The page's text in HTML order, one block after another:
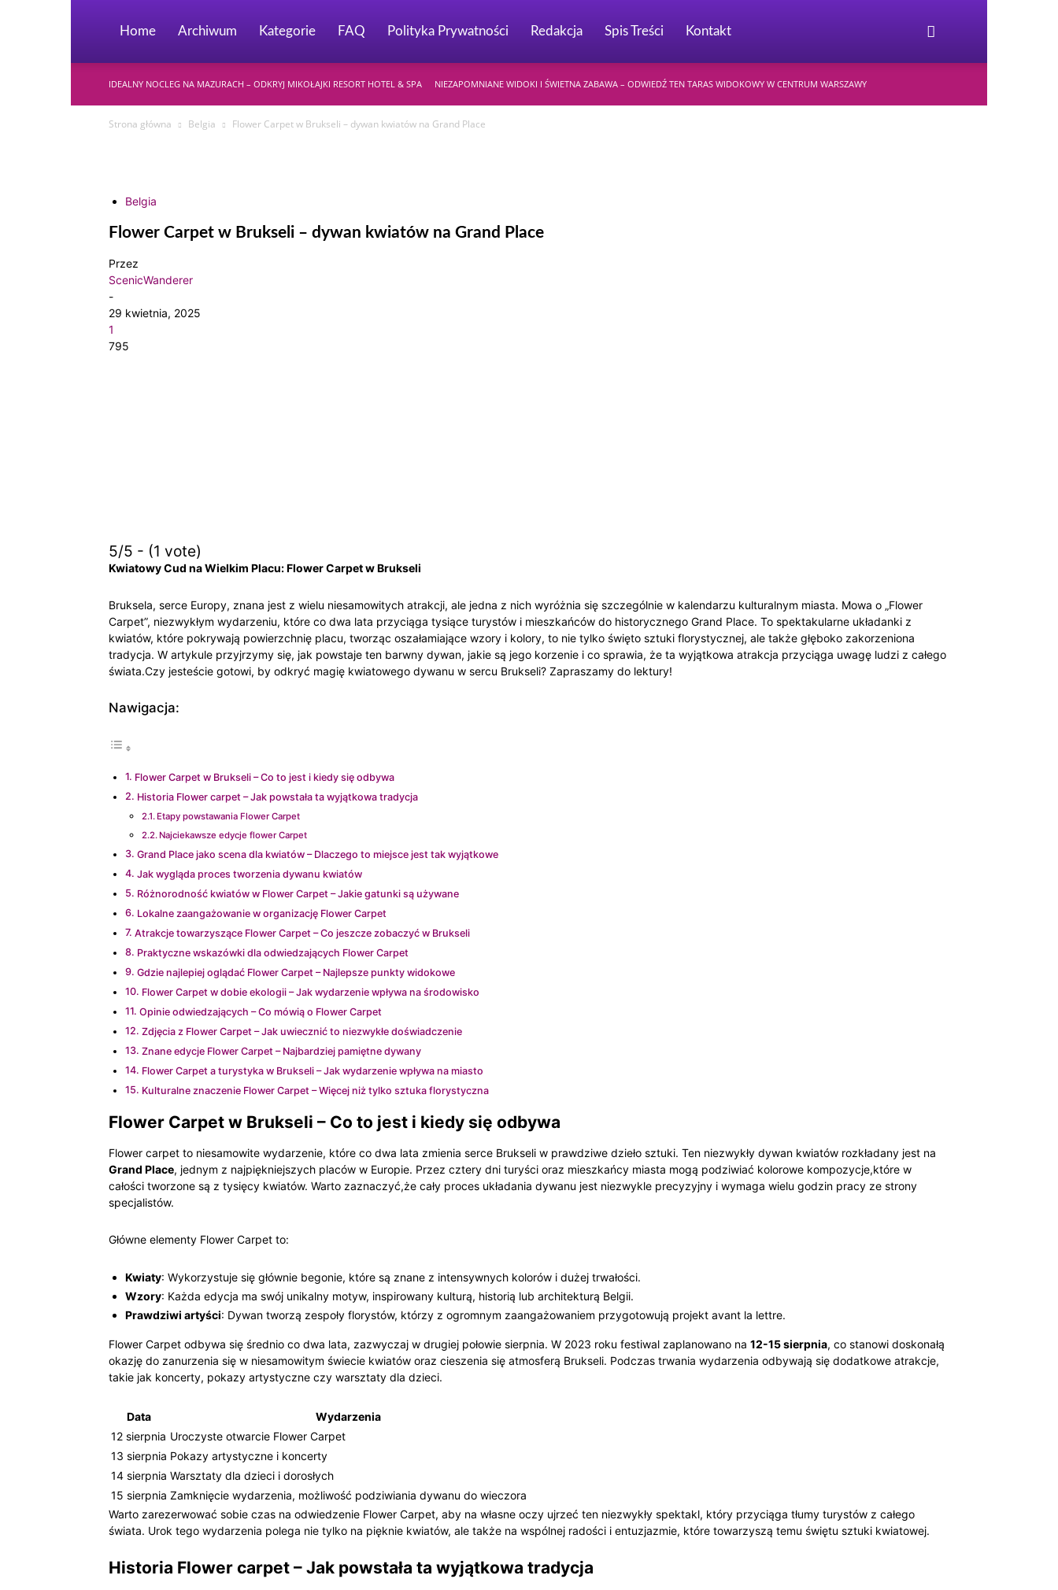
Home Archiwum Kategorie FAQ Polityka Prywatności Redakcja Spis Treści Kontakt
IDEALNY NOCLEG NA MAZURACH – ODKRYJ MIKOŁAJKI RESORT HOTEL & SPA NIEZAPOMNIANE WIDOKI I ŚWIETNA ZABAWA – ODWIEDŹ TEN TARAS WIDOKOWY W CENTRUM WARSZAWY
Strona główna Belgia Flower Carpet w Brukseli – dywan kwiatów na Grand Place
Belgia
Flower Carpet w Brukseli – dywan kwiatów na Grand Place
Przez
ScenicWanderer
-
29 kwietnia, 2025
1
795
5/5 - (1 vote)
Kwiatowy Cud na Wielkim Placu: Flower Carpet w Brukseli
Bruksela, serce Europy, znana jest z wielu niesamowitych atrakcji, ale jedna z nich wyróżnia się szczególnie w kalendarzu kulturalnym miasta. Mowa o „Flower
Carpet”, niezwykłym wydarzeniu, które co dwa lata przyciąga tysiące turystów i mieszkańców do historycznego Grand Place. To spektakularne układanki z
kwiatów, które pokrywają powierzchnię placu, tworząc oszałamiające wzory i kolory, to nie tylko święto sztuki florystycznej, ale także głęboko zakorzeniona
tradycja. W artykule przyjrzymy się, jak powstaje ten barwny dywan, jakie są jego korzenie i co sprawia, że ta wyjątkowa atrakcja przyciąga uwagę ludzi z całego
świata.Czy jesteście gotowi, by odkryć magię kwiatowego dywanu w sercu Brukseli? Zapraszamy do lektury!
Nawigacja:
Flower Carpet w Brukseli – Co to jest i kiedy się odbywa
Historia Flower carpet – Jak powstała ta wyjątkowa tradycja
Etapy powstawania Flower Carpet
Najciekawsze edycje flower Carpet
Grand Place jako scena dla kwiatów – Dlaczego to miejsce jest tak wyjątkowe
Jak wygląda proces tworzenia dywanu kwiatów
Różnorodność kwiatów w Flower Carpet – Jakie gatunki są używane
Lokalne zaangażowanie w organizację Flower Carpet
Atrakcje towarzyszące Flower Carpet – Co jeszcze zobaczyć w Brukseli
Praktyczne wskazówki dla odwiedzających Flower Carpet
Gdzie najlepiej oglądać Flower Carpet – Najlepsze punkty widokowe
Flower Carpet w dobie ekologii – Jak wydarzenie wpływa na środowisko
Opinie odwiedzających – Co mówią o Flower Carpet
Zdjęcia z Flower Carpet – Jak uwiecznić to niezwykłe doświadczenie
Znane edycje Flower Carpet – Najbardziej pamiętne dywany
Flower Carpet a turystyka w Brukseli – Jak wydarzenie wpływa na miasto
Kulturalne znaczenie Flower Carpet – Więcej niż tylko sztuka florystyczna
Flower Carpet w Brukseli – Co to jest i kiedy się odbywa
Flower carpet to niesamowite wydarzenie, które co dwa lata zmienia serce Brukseli w prawdziwe dzieło sztuki. Ten niezwykły dywan kwiatów rozkładany jest na
Grand Place, jednym z najpiękniejszych placów w Europie. Przez cztery dni turyści oraz mieszkańcy miasta mogą podziwiać kolorowe kompozycje,które w
całości tworzone są z tysięcy kwiatów. Warto zaznaczyć,że cały proces układania dywanu jest niezwykle precyzyjny i wymaga wielu godzin pracy ze strony
specjalistów.
Główne elementy Flower Carpet to:
Kwiaty: Wykorzystuje się głównie begonie, które są znane z intensywnych kolorów i dużej trwałości.
Wzory: Każda edycja ma swój unikalny motyw, inspirowany kulturą, historią lub architekturą Belgii.
Prawdziwi artyści: Dywan tworzą zespoły florystów, którzy z ogromnym zaangażowaniem przygotowują projekt avant la lettre.
Flower Carpet odbywa się średnio co dwa lata, zazwyczaj w drugiej połowie sierpnia. W 2023 roku festiwal zaplanowano na 12-15 sierpnia, co stanowi doskonałą
okazję do zanurzenia się w niesamowitym świecie kwiatów oraz cieszenia się atmosferą Brukseli. Podczas trwania wydarzenia odbywają się dodatkowe atrakcje,
takie jak koncerty, pokazy artystyczne czy warsztaty dla dzieci.
Data
Wydarzenia
12 sierpnia Uroczyste otwarcie Flower Carpet
13 sierpnia Pokazy artystyczne i koncerty
14 sierpnia Warsztaty dla dzieci i dorosłych
15 sierpnia Zamknięcie wydarzenia, możliwość podziwiania dywanu do wieczora
Warto zarezerwować sobie czas na odwiedzenie Flower Carpet, aby na własne oczy ujrzeć ten niezwykły spektakl, który przyciąga tłumy turystów z całego
świata. Urok tego wydarzenia polega nie tylko na pięknie kwiatów, ale także na wspólnej radości i entuzjazmie, które towarzyszą temu świętu sztuki kwiatowej.
Historia Flower carpet – Jak powstała ta wyjątkowa tradycja